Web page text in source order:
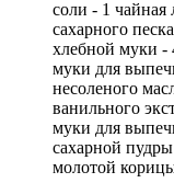
соли - 1 чайная
сахарного
хлебной муки -
муки для
несоленого
ванильного
муки для
сахарной
молотой